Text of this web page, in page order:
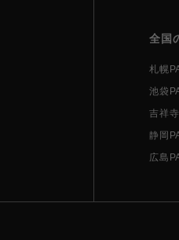
全国
札幌
池袋
吉祥
静岡
広島